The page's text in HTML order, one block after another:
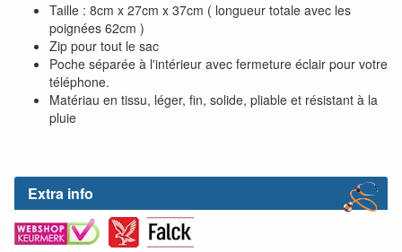
Extra info
Taille : 8cm x 27cm x 37cm ( longueur totale avec les
poignées 62cm )
Zip pour tout le sac
Poche séparée à l'intérieur avec fermeture éclair pour votre
téléphone.
Matériau en tissu, léger, fin, solide, pliable et résistant à la
pluie